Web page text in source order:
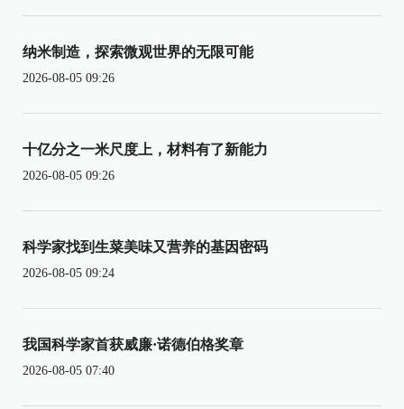
纳米制造，探索微观世界的无限可能
2026-08-05 09:26
十亿分之一米尺度上，材料有了新能力
2026-08-05 09:26
科学家找到生菜美味又营养的基因密码
2026-08-05 09:24
我国科学家首获威廉·诺德伯格奖章
2026-08-05 07:40